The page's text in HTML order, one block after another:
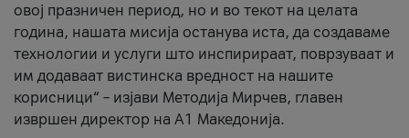
овој празничен период, но и во текот на целата
година, нашата мисија останува иста, да создаваме
технологии и услуги што инспирираат, поврзуваат и
им додаваат вистинска вредност на нашите
корисници“ – изјави Методија Мирчев, главен
извршен директор на А1 Македонија.